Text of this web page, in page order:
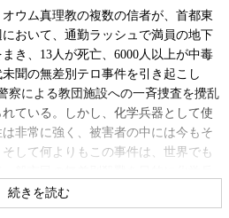
ウム真理教の複数の信者が、首都東
おいて、通勤ラッシュで満員の地下
き、13人が死亡、6000人以上が中毒
聞の無差別テロ事件を引き起こし
察による教団施設への一斉捜査を攪乱
ている。しかし、化学兵器として使
非常に強く、被害者の中には今もそ
して何よりもこの事件は、世界でも
めての化学兵器テロ事件だった。
ム真理教が警察の一斉捜査を受け、